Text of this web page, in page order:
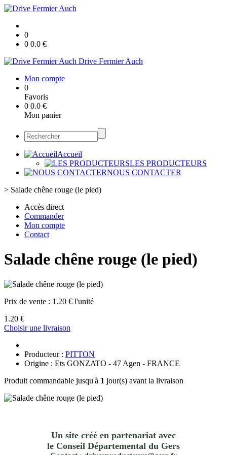
0
0 0.0 €
Drive Fermier Auch
Mon compte
0
Favoris
0 0.0 €
Mon panier
Accueil
LES PRODUCTEURS
NOUS CONTACTER
> Salade chêne rouge (le pied)
Accès direct
Commander
Mon compte
Contact
Salade chêne rouge (le pied)
Prix de vente : 1.20 € l'unité
1.20 €
Choisir une livraison
Producteur : PITTON
Origine : Ets GONZATO - 47 Agen - FRANCE
Produit commandable jusqu'à 1 jour(s) avant la livraison
Un site créé en partenariat avec
le Conseil Départemental du Gers